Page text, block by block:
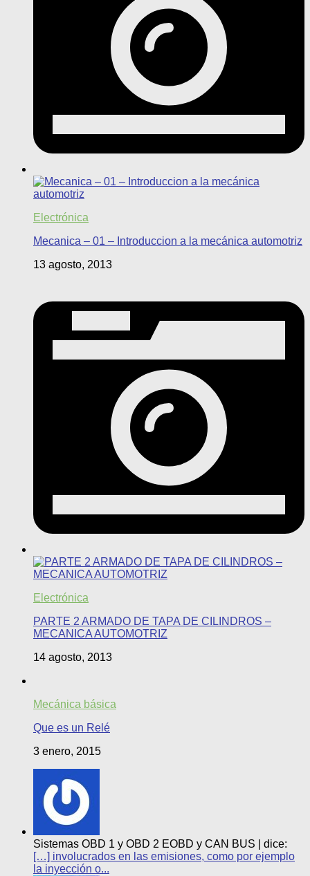
Electrónica
Mecanica – 01 – Introduccion a la mecánica automotriz
13 agosto, 2013
Electrónica
PARTE 2 ARMADO DE TAPA DE CILINDROS –
MECANICA AUTOMOTRIZ
14 agosto, 2013
Mecánica básica
Que es un Relé
3 enero, 2015
Sistemas OBD 1 y OBD 2 EOBD y CAN BUS | dice:
[…] involucrados en las emisiones, como por ejemplo
la inyección o...